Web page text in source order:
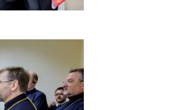
(м. Кременчук)
(м. Суми)